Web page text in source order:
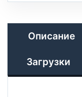
Описание
Загрузки